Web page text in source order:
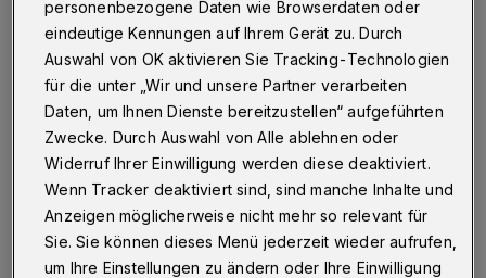
Wuppertal· Bei einem Einsatz in der Klarastraße haben
am Donnerstagabend (7. April 2022) gegen 19:40 Uhr
die Kohlendioxid-Warner der Rettungsdienstkräfte
angeschlagen. Die Bewohnerinnen und Bewohner der
Räume wurden evakuiert, anschließend wurde das
gesamte Gebäude geräumt. Eine Jugendliche war
bewusstlos.
07.04.2022 , 22:11 Uhr Eine Minute Lesezeit
personenbezogene Daten wie Browserdaten oder
eindeutige Kennungen auf Ihrem Gerät zu. Durch
Auswahl von OK aktivieren Sie Tracking-Technologien
für die unter „Wir und unsere Partner verarbeiten
Daten, um Ihnen Dienste bereitzustellen“ aufgeführten
Zwecke. Durch Auswahl von Alle ablehnen oder
Widerruf Ihrer Einwilligung werden diese deaktiviert.
Wenn Tracker deaktiviert sind, sind manche Inhalte und
Anzeigen möglicherweise nicht mehr so relevant für
Sie. Sie können dieses Menü jederzeit wieder aufrufen,
um Ihre Einstellungen zu ändern oder Ihre Einwilligung